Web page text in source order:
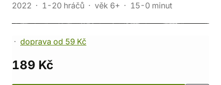
2022 1-20 hráčů věk 6+ 15-0 minut
doprava od 59 Kč
189 Kč